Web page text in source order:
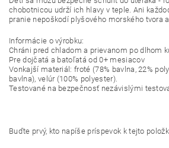
chobotnicou udrží ich hlavy v teple. Ani
pranie nepoškodí plyšového morského tvora
Informácie o výrobku:
Chráni pred chladom a prievanom po dlhom
Pre dojčatá a batoľatá od 0+ mesiacov
Vonkajší materiál: froté (78% bavlna, 22%
bavlna), velúr (100% polyester).
Testované na bezpečnosť nezávislými
Buďte prvý, kto napíše príspevok k tejto